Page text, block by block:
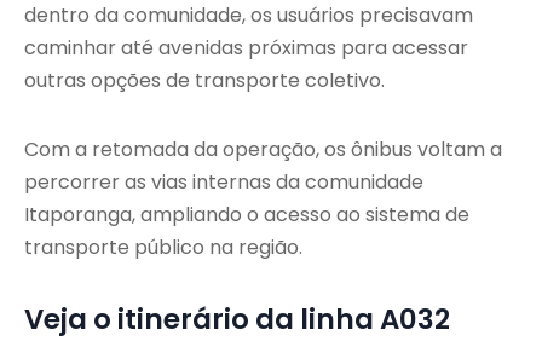
dentro da comunidade, os usuários precisavam
caminhar até avenidas próximas para acessar
outras opções de transporte coletivo.
Com a retomada da operação, os ônibus voltam a
percorrer as vias internas da comunidade
Itaporanga, ampliando o acesso ao sistema de
transporte público na região.
Veja o itinerário da linha A032